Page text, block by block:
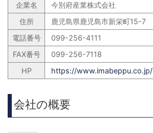
企業名
今別府産業株式会社
住所
鹿児島県鹿児島市新栄町15-7
電話番号
099-256-4111
FAX番号
099-256-7118
HP
https://www.imabeppu.co.jp/
会社の概要